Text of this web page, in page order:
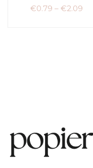
€0.79 – €2.09